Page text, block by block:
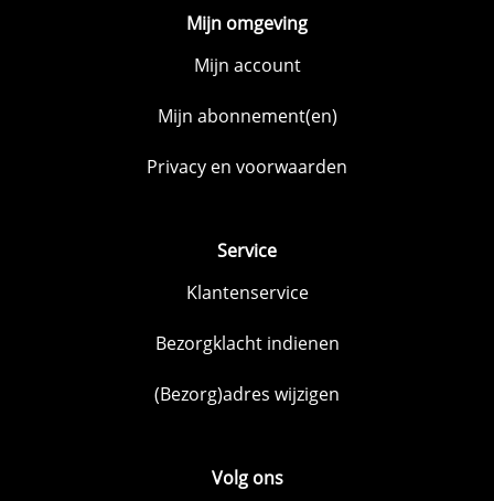
Mijn omgeving
Mijn account
Mijn abonnement(en)
Privacy en voorwaarden
Service
Klantenservice
Bezorgklacht indienen
(Bezorg)adres wijzigen
Volg ons